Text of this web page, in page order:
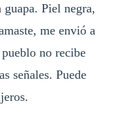
Piel negra,
me envió a
no recibe
señales. Puede